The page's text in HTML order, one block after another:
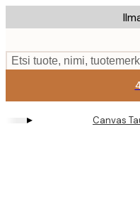
to
content.
Etsi tuote, nimi,
▸ Canvas